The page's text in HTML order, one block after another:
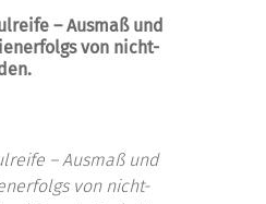
– Ausmaß und
von nicht-
– Ausmaß und
von nicht-